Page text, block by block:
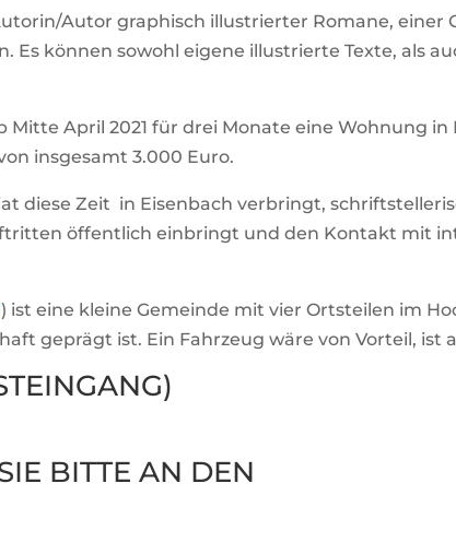
Autor gra­phisch illus­trierter Romane, einer
Es können sowohl eigene illus­trierte Texte, als
April 2021 für drei Monate eine Woh­nung in
ins­ge­samt 3.000 Euro.
diese Zeit in Eisen­bach ver­bringt,
öffent­lich ein­bringt und den Kon­takt mit
) ist eine kleine Gemeinde mit vier Orts­teilen im
geprägt ist. Ein Fahr­zeug wäre von Vor­teil, ist
BITTE AN DEN